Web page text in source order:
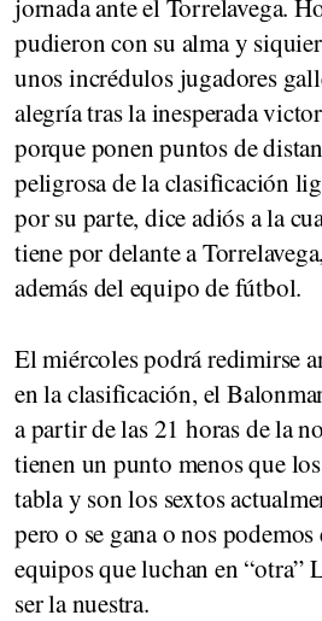
jornada ante el Torrelavega.
pudieron con su alma y
unos incrédulos jugadores
alegría tras la inesperada
porque ponen puntos de
peligrosa de la clasificación
por su parte, dice adiós a la
tiene por delante a
además del equipo de fútbol.
El miércoles podrá redimirse
en la clasificación, el
a partir de las 21 horas de la
tienen un punto menos que
tabla y son los sextos
pero o se gana o nos
equipos que luchan en “otra”
ser la nuestra.